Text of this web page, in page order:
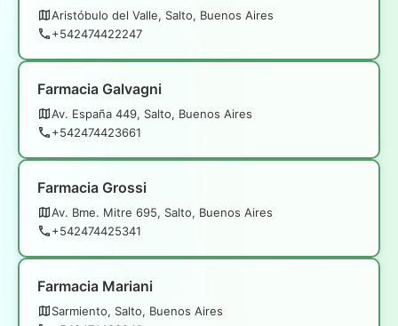
Aristóbulo del Valle, Salto, Buenos Aires
+542474422247
Farmacia Galvagni
Av. España 449, Salto, Buenos Aires
+542474423661
Farmacia Grossi
Av. Bme. Mitre 695, Salto, Buenos Aires
+542474425341
Farmacia Mariani
Sarmiento, Salto, Buenos Aires